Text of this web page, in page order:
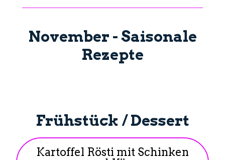
November - Saisonale
Rezepte
Frühstück / Dessert
Kartoffel Rösti mit Schinken